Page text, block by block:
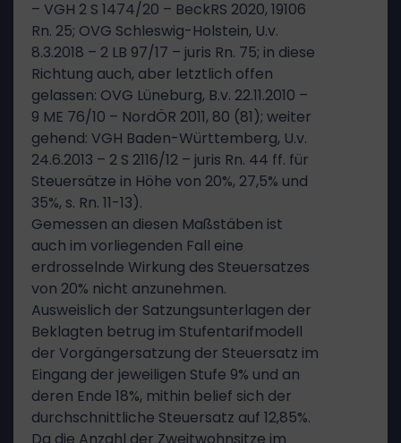
– VGH 2 S 1474/20 – BeckRS 2020, 19106
Rn. 25; OVG Schleswig-Holstein, U.v.
8.3.2018 – 2 LB 97/17 – juris Rn. 75; in diese
Richtung auch, aber letztlich offen
gelassen: OVG Lüneburg, B.v. 22.11.2010 –
9 ME 76/10 – NordÖR 2011, 80 (81); weiter
gehend: VGH Baden-Württemberg, U.v.
24.6.2013 – 2 S 2116/12 – juris Rn. 44 ff. für
Steuersätze in Höhe von 20%, 27,5% und
35%, s. Rn. 11-13).
Gemessen an diesen Maßstäben ist
auch im vorliegenden Fall eine
erdrosselnde Wirkung des Steuersatzes
von 20% nicht anzunehmen.
Ausweislich der Satzungsunterlagen der
Beklagten betrug im Stufentarifmodell
der Vorgängersatzung der Steuersatz im
Eingang der jeweiligen Stufe 9% und an
deren Ende 18%, mithin belief sich der
durchschnittliche Steuersatz auf 12,85%.